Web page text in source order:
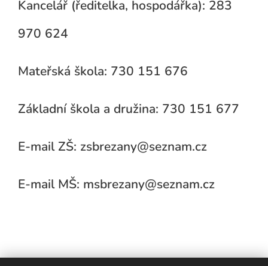
Kancelář (ředitelka, hospodářka): 283
970 624
Mateřská škola: 730 151 676
Základní škola a družina: 730 151 677
E-mail ZŠ: zsbrezany@seznam.cz
E-mail MŠ: msbrezany@seznam.cz